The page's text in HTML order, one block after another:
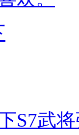
S7武